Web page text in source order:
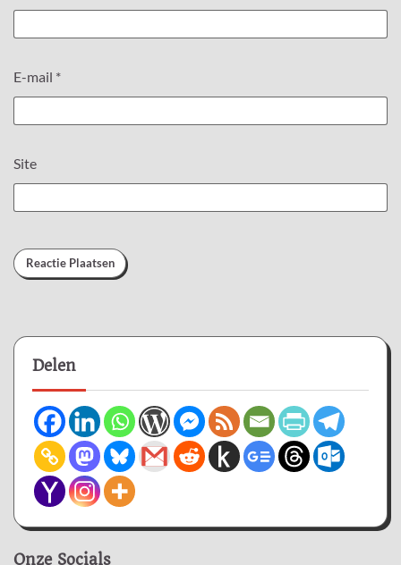
E-mail *
Site
Delen
Onze Socials